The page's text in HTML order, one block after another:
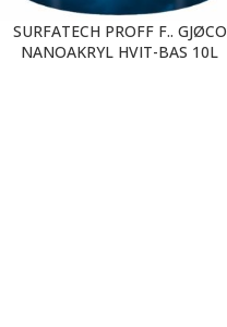
SURFATECH PROFF F.. GJØCO
NANOAKRYL HVIT-BAS 10L